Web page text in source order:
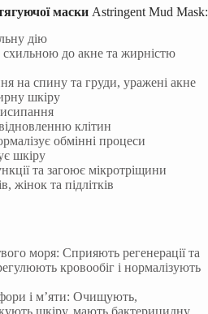
маски Astrіngent Mud Mask:
дію
схильною до акне та жирністю
на спину та груди, уражені акне
шкіру
клітин
обмінні процеси
шкіру
та загоює мікротріщини
жінок та підлітків
моря: Сприяють регенерації та
кровообіг і нормалізують
і м’яти: Очищують,
шкіру, мають бактерицидну